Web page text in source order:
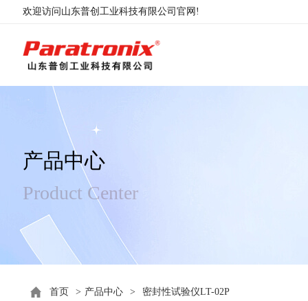
欢迎访问山东普创工业科技有限公司官网!
产品中心
Product Center
首页 > 产品中心 > 密封性试验仪LT-02P